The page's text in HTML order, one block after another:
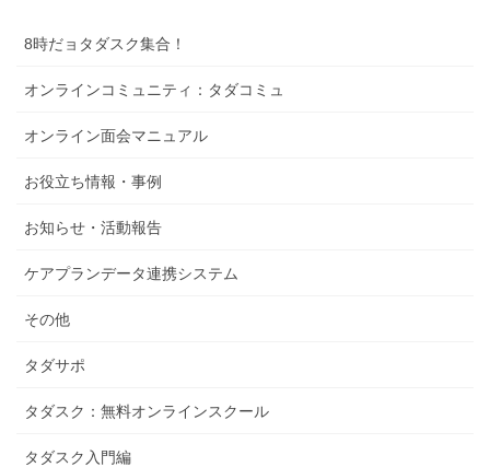
8時だョタダスク集合！
オンラインコミュニティ：タダコミュ
オンライン面会マニュアル
お役立ち情報・事例
お知らせ・活動報告
ケアプランデータ連携システム
その他
タダサポ
タダスク：無料オンラインスクール
タダスク入門編